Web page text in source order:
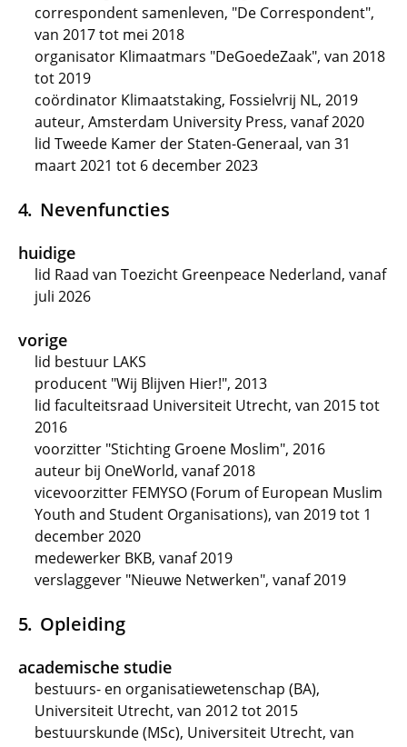
correspondent samenleven, "De Correspondent",
van 2017 tot mei 2018
organisator Klimaatmars "DeGoedeZaak", van 2018
tot 2019
coördinator Klimaatstaking, Fossielvrij NL, 2019
auteur, Amsterdam University Press, vanaf 2020
lid Tweede Kamer der Staten-Generaal, van 31
maart 2021 tot 6 december 2023
Nevenfuncties
huidige
lid Raad van Toezicht Greenpeace Nederland, vanaf
juli 2026
vorige
lid bestuur LAKS
producent "Wij Blijven Hier!", 2013
lid faculteitsraad Universiteit Utrecht, van 2015 tot
2016
voorzitter "Stichting Groene Moslim", 2016
auteur bij OneWorld, vanaf 2018
vicevoorzitter FEMYSO (Forum of European Muslim
Youth and Student Organisations), van 2019 tot 1
december 2020
medewerker BKB, vanaf 2019
verslaggever "Nieuwe Netwerken", vanaf 2019
Opleiding
academische studie
bestuurs- en organisatiewetenschap (BA),
Universiteit Utrecht, van 2012 tot 2015
bestuurskunde (MSc), Universiteit Utrecht, van